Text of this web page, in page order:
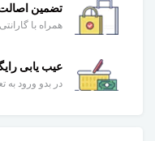
تضمین اصالت
همراه با
عیب یابی
در بدو ورود به